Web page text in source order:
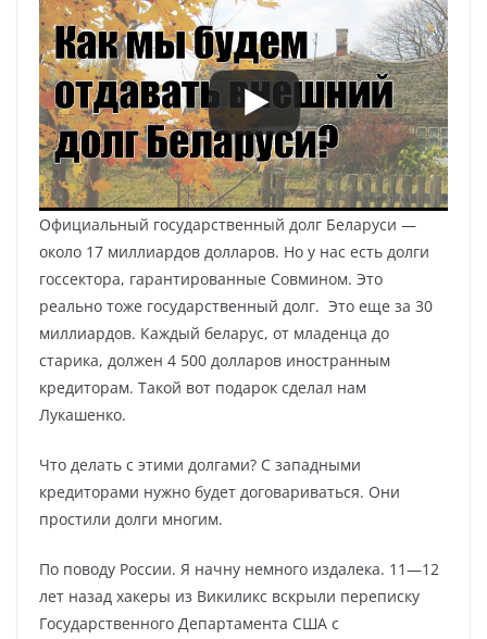
Официальный государственный долг Беларуси —
около 17 миллиардов долларов. Но у нас есть долги
госсектора, гарантированные Совмином. Это
реально тоже государственный долг. Это еще за 30
миллиардов. Каждый беларус, от младенца до
старика, должен 4 500 долларов иностранным
кредиторам. Такой вот подарок сделал нам
Лукашенко.
Что делать с этими долгами? С западными
кредиторами нужно будет договариваться. Они
простили долги многим.
По поводу России. Я начну немного издалека. 11—12
лет назад хакеры из Викиликс вскрыли переписку
Государственного Департамента США с